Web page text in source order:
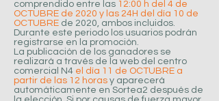
comprendido entre las 12:00 h del 4 de
OCTUBRE de 2020 y las 24H del día 10 de
OCTUBRE de 2020, ambos incluidos.
Durante este periodo los usuarios podrán
registrarse en la promoción.
La publicación de los ganadores se
realizará a través de la web del centro
comercial N4 el día 11 de OCTUBRE a
partir de las 12 horas y aparecerá
automáticamente en Sortea2 después de